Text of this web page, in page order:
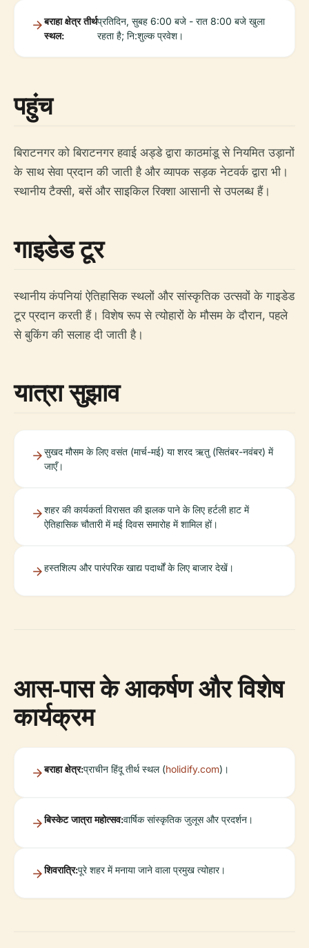
बराहा क्षेत्र तीर्थ
स्थल:
प्रतिदिन, सुबह 6:00 बजे - रात 8:00 बजे खुला
रहता है; नि:शुल्क प्रवेश।
पहुंच
बिराटनगर को बिराटनगर हवाई अड्डे द्वारा काठमांडू से नियमित उड़ानों
के साथ सेवा प्रदान की जाती है और व्यापक सड़क नेटवर्क द्वारा भी।
स्थानीय टैक्सी, बसें और साइकिल रिक्शा आसानी से उपलब्ध हैं।
गाइडेड टूर
स्थानीय कंपनियां ऐतिहासिक स्थलों और सांस्कृतिक उत्सवों के गाइडेड
टूर प्रदान करती हैं। विशेष रूप से त्योहारों के मौसम के दौरान, पहले
से बुकिंग की सलाह दी जाती है।
यात्रा सुझाव
सुखद मौसम के लिए वसंत (मार्च-मई) या शरद ऋतु (सितंबर-नवंबर) में
जाएँ।
शहर की कार्यकर्ता विरासत की झलक पाने के लिए हर्टली हाट में
ऐतिहासिक चौतारी में मई दिवस समारोह में शामिल हों।
हस्तशिल्प और पारंपरिक खाद्य पदार्थों के लिए बाजार देखें।
आस-पास के आकर्षण और विशेष
कार्यक्रम
बराहा क्षेत्र:प्राचीन हिंदू तीर्थ स्थल (holidify.com)।
बिस्केट जात्रा महोत्सव:वार्षिक सांस्कृतिक जुलूस और प्रदर्शन।
शिवरात्रि:पूरे शहर में मनाया जाने वाला प्रमुख त्योहार।